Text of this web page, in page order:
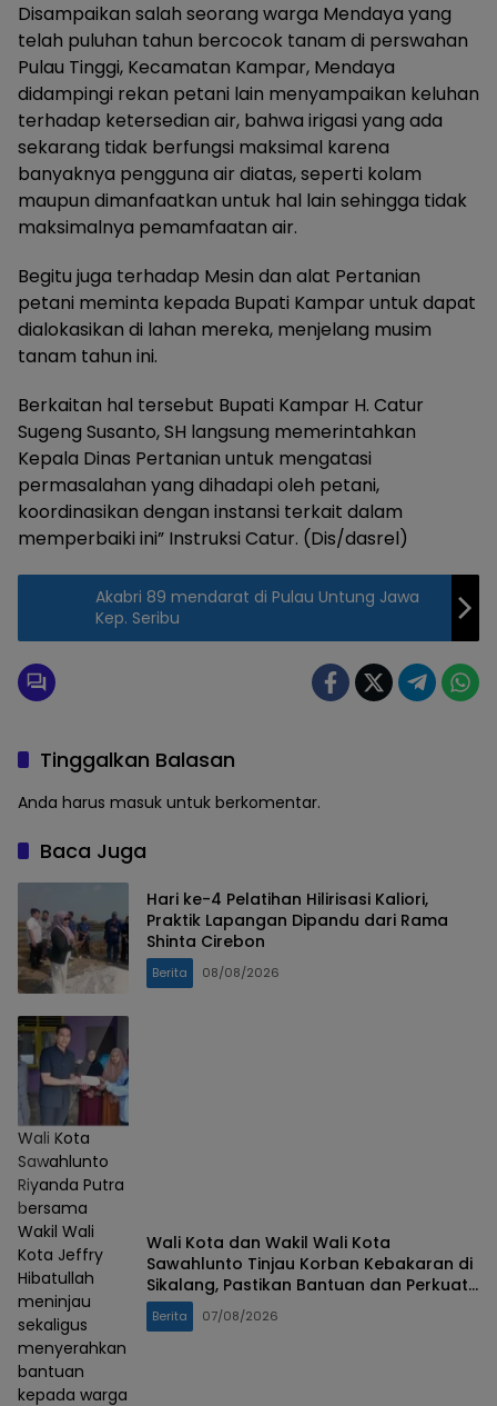
Disampaikan salah seorang warga Mendaya yang
telah puluhan tahun bercocok tanam di perswahan
Pulau Tinggi, Kecamatan Kampar, Mendaya
didampingi rekan petani lain menyampaikan keluhan
terhadap ketersedian air, bahwa irigasi yang ada
sekarang tidak berfungsi maksimal karena
banyaknya pengguna air diatas, seperti kolam
maupun dimanfaatkan untuk hal lain sehingga tidak
maksimalnya pemamfaatan air.
Begitu juga terhadap Mesin dan alat Pertanian
petani meminta kepada Bupati Kampar untuk dapat
dialokasikan di lahan mereka, menjelang musim
tanam tahun ini.
Berkaitan hal tersebut Bupati Kampar H. Catur
Sugeng Susanto, SH langsung memerintahkan
Kepala Dinas Pertanian untuk mengatasi
permasalahan yang dihadapi oleh petani,
koordinasikan dengan instansi terkait dalam
memperbaiki ini” Instruksi Catur. (Dis/dasrel)
Akabri 89 mendarat di Pulau Untung Jawa
Kep. Seribu
Tinggalkan Balasan
Anda harus masuk untuk berkomentar.
Baca Juga
Hari ke-4 Pelatihan Hilirisasi Kaliori,
Praktik Lapangan Dipandu dari Rama
Shinta Cirebon
Berita 08/08/2026
Wali Kota
Sawahlunto
Riyanda Putra
bersama
Wakil Wali
Kota Jeffry
Hibatullah
meninjau
sekaligus
menyerahkan
bantuan
kepada warga
Wali Kota dan Wakil Wali Kota
Sawahlunto Tinjau Korban Kebakaran di
Sikalang, Pastikan Bantuan dan Perkuat
Mitigasi Bencana
Berita 07/08/2026